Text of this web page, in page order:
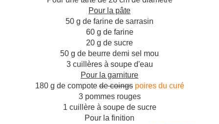
Pour la pâte
50 g de farine de sarrasin
60 g de farine
20 g de sucre
50 g de beurre demi sel mou
3 cuillères à soupe d'eau
Pour la garniture
180 g de compotede coings poires du curé
3 pommes rouges
1 cuillère à soupe de sucre
Pour la finition